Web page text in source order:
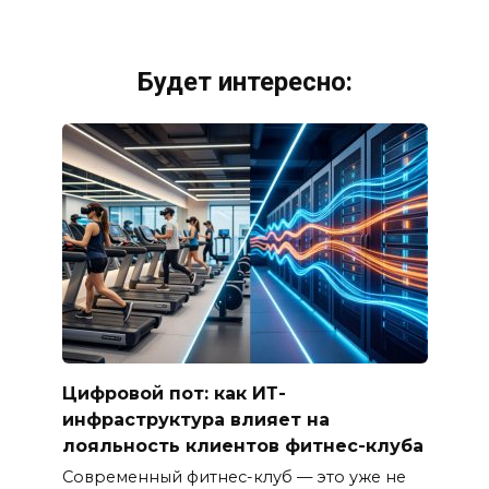
Будет интересно:
Цифровой пот: как ИТ-
инфраструктура влияет на
лояльность клиентов фитнес-клуба
Современный фитнес-клуб — это уже не